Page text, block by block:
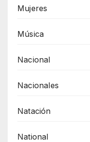
Mujeres
Música
Nacional
Nacionales
Natación
National